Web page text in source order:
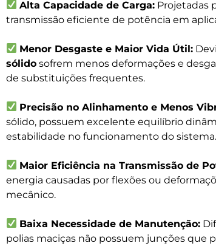
Alta Capacidade de Carga: Projetadas
transmissão eficiente de potência em
Menor Desgaste e Maior Vida Útil:
sólido sofrem menos deformações e
de substituições frequentes.
Precisão no Alinhamento e Menos
sólido, possuem excelente equilíbrio
estabilidade no funcionamento do sistema.
Maior Eficiência na Transmissão de
energia causadas por flexões ou
mecânico.
Baixa Necessidade de Manutenção:
polias maciças não possuem junções que